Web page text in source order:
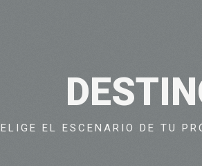
ELIGE EL ESCENARIO DE TU